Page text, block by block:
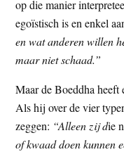
op die manier
egoïstisch is en enkel
en wat anderen willen
maar niet schaad.”
Maar de Boeddha
Als hij over de vier
zeggen: “Alleen zij die
of kwaad doen kunnen